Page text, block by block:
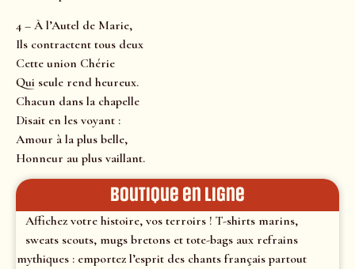
4 – À l’Autel de Marie,
Ils contractent tous deux
Cette union Chérie
Qui seule rend heureux.
Chacun dans la chapelle
Disait en les voyant :
Amour à la plus belle,
Honneur au plus vaillant.
Boutique en ligne
Affichez votre histoire, vos terroirs ! T-shirts marins,
sweats scouts, mugs bretons et tote-bags aux refrains
mythiques : emportez l’esprit des chants français partout